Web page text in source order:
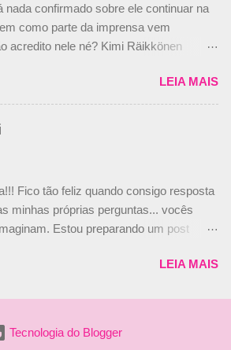
o companheiro de Bruno Senna em
verdade, nós recebemos uma oferta
admitiu Audetto. “Mas depois de ter
explicou, dizendo ainda que
nada contra o filho do tricampeão
Piquet. “Ele é um bom piloto, rápido e
Audetto disse ainda que a suposta
à realidade. “O suposto 15%
seria menor do que aquilo que
pilotos podem trazer: italianos, r...
nada confirmado sobre ele continuar na
como parte da imprensa vem
acredito nele né? Kimi Räikkönen
an option in my contract so that’s
you that it’s not true." #Kimi7 #EifelGP
77EDVn39Ia — Kimi
o fato do Iceman estar há tantos anos na
🇩🇪 #F1
— Formula 1 (@F1) October 8,
LEIA MAIS
Fico tão feliz quando consigo resposta
minhas próprias perguntas... vocês
Estou preparando um post
falei sobre ela, aqui no Octeto. No meio
Na época, rendeu um burburinho, porque
a foto, dizendo que a menina ao lado
LEIA MAIS
Tecnologia do Blogger